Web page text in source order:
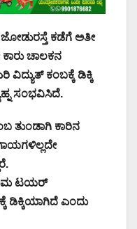
ಕಡೆಗೆ ಅತೀ
ಕಾರು ಚಾಲಕನ
ಕಂಬಕ್ಕೆ ಡಿಕ್ಕಿ
ಸಂಭವಿಸಿದೆ.
ತುಂಡಾಗಿ ಕಾರಿನ
ಟಯರ್
ಡಿಕ್ಕಿಯಾಗಿದೆ ಎಂದು